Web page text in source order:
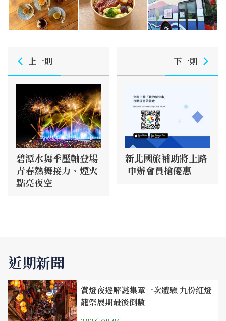
上一則
碧潭水舞季壓軸登場
青春熱舞接力、煙火
點亮夜空
下一則
新北國旅補助將上路
申辦會員搶優惠
近期新聞
賞燈夜遊解謎集章一次體驗 九份紅燈
籠祭展期最後倒數